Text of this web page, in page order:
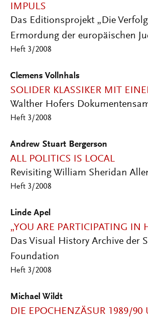
IMPULS
Das Editionsprojekt „Die
Ermordung der europäischen
Heft 3/2008
Clemens Vollnhals
SOLIDER KLASSIKER MIT
Walther Hofers
Heft 3/2008
Andrew Stuart Bergerson
ALL POLITICS IS LOCAL
Revisiting William Sheridan
Heft 3/2008
Linde Apel
„YOU ARE PARTICIPATING IN
Das Visual History Archive der
Foundation
Heft 3/2008
Michael Wildt
DIE EPOCHENZÄSUR 1989/90